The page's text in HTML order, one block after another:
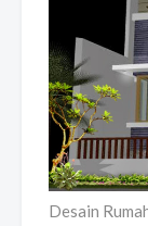
Desain